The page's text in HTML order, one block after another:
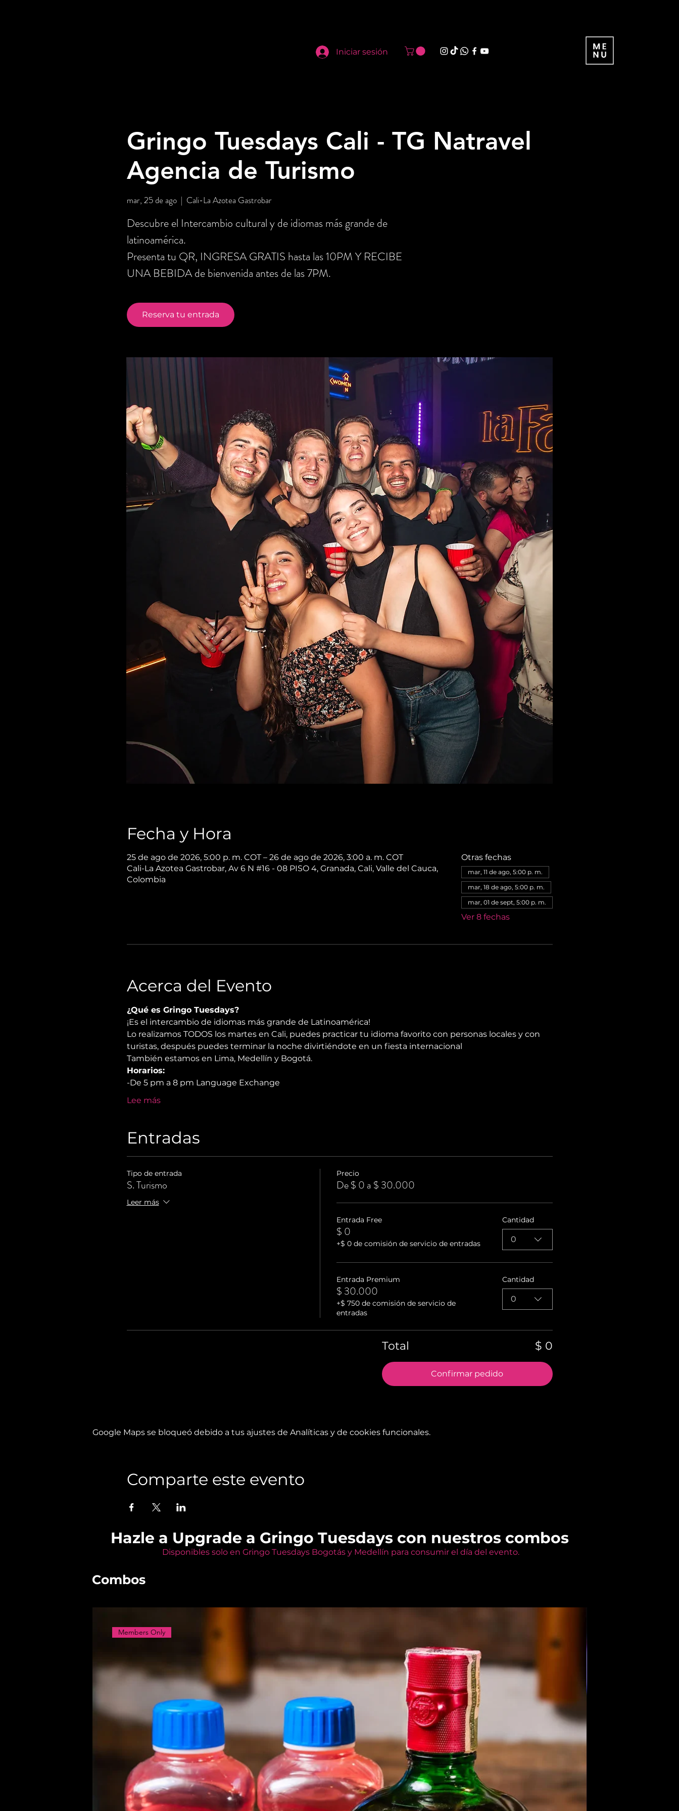
Iniciar sesión
Gringo Tuesdays Cali - TG Natravel
Agencia de Turismo
mar, 25 de ago
  |
Cali-La Azotea Gastrobar
Descubre el Intercambio cultural y de idiomas más grande de
latinoamérica.
Presenta tu QR, INGRESA GRATIS hasta las 10PM Y RECIBE
UNA BEBIDA de bienvenida antes de las 7PM.
Reserva tu entrada
Fecha y Hora
25 de ago de 2026, 5:00 p. m. COT – 26 de ago de 2026, 3:00 a. m. COT
Cali-La Azotea Gastrobar, Av 6 N #16 - 08 PISO 4, Granada, Cali, Valle del Cauca,
Colombia
Otras fechas
mar, 11 de ago, 5:00 p. m.
mar, 18 de ago, 5:00 p. m.
mar, 01 de sept, 5:00 p. m.
Ver 8 fechas
Acerca del Evento
¿Qué es Gringo Tuesdays?
¡Es el intercambio de idiomas más grande de Latinoamérica!
Lo realizamos TODOS los martes en Cali, puedes practicar tu idioma favorito con personas locales y con
turistas, después puedes terminar la noche divirtiéndote en un fiesta internacional
También estamos en Lima, Medellín y Bogotá.
Horarios:
-De 5 pm a 8 pm Language Exchange
Lee más
Entradas
Tipo de entrada
S. Turismo
Leer más
Precio
De $ 0 a $ 30.000
Entrada Free
$ 0
+$ 0 de comisión de servicio de entradas
Cantidad
0
Entrada Premium
$ 30.000
+$ 750 de comisión de servicio de
entradas
Cantidad
0
Total $ 0
Confirmar pedido
Google Maps se bloqueó debido a tus ajustes de Analíticas y de cookies funcionales.
Comparte este evento
Hazle a Upgrade a Gringo Tuesdays con nuestros combos
Disponibles solo en Gringo Tuesdays Bogotás y Medellín para consumir el día del evento.
Combos
Members Only